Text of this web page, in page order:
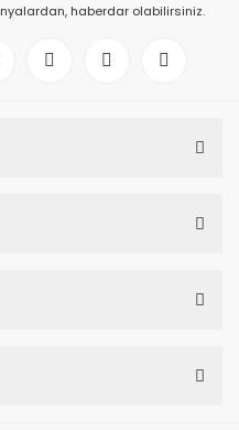
haberdar olabilirsiniz.